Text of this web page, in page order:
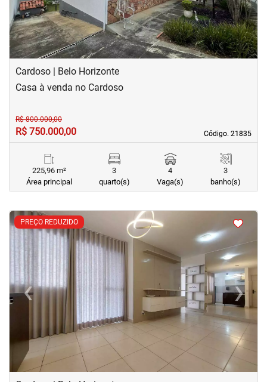
Cardoso | Belo Horizonte
Código. 21835
Código. 21835
Casa à venda no Cardoso
R$ 800.000,00
R$ 750.000,00
225,96 m²
Área principal
3
quarto(s)
4
Vaga(s)
3
banho(s)
PREÇO REDUZIDO
<<<<
‹Previous ›Next